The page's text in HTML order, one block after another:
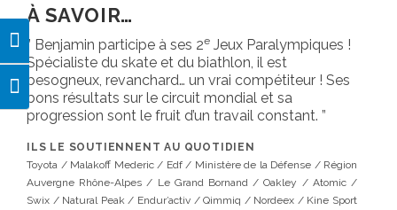
Passer en contraste élevé
Changer la taille de la police
À SAVOIR…
Benjamin participe à ses 2e Jeux Paralympiques !
Spécialiste du skate et du biathlon, il est
besogneux, revanchard… un vrai compétiteur ! Ses
bons résultats sur le circuit mondial et sa
progression sont le fruit d’un travail constant.
ILS LE SOUTIENNENT AU QUOTIDIEN
Toyota / Malakoff Mederic / Edf / Ministère de la Défense / Région
Auvergne Rhône-Alpes / Le Grand Bornand / Oakley / Atomic /
Swix / Natural Peak / Endur’activ / Qimmiq / Nordeex / Kine Sport